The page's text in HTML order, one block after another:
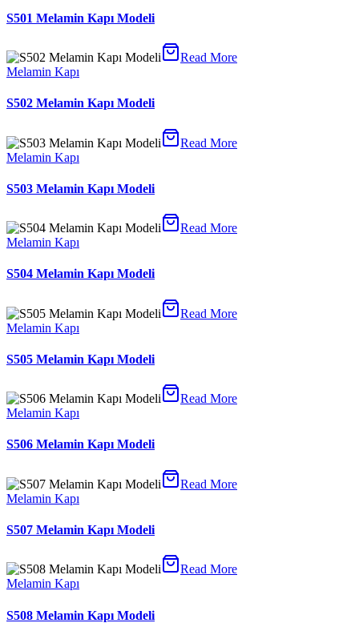
S501 Melamin Kapı Modeli
Read More
Melamin Kapı
S502 Melamin Kapı Modeli
Read More
Melamin Kapı
S503 Melamin Kapı Modeli
Read More
Melamin Kapı
S504 Melamin Kapı Modeli
Read More
Melamin Kapı
S505 Melamin Kapı Modeli
Read More
Melamin Kapı
S506 Melamin Kapı Modeli
Read More
Melamin Kapı
S507 Melamin Kapı Modeli
Read More
Melamin Kapı
S508 Melamin Kapı Modeli